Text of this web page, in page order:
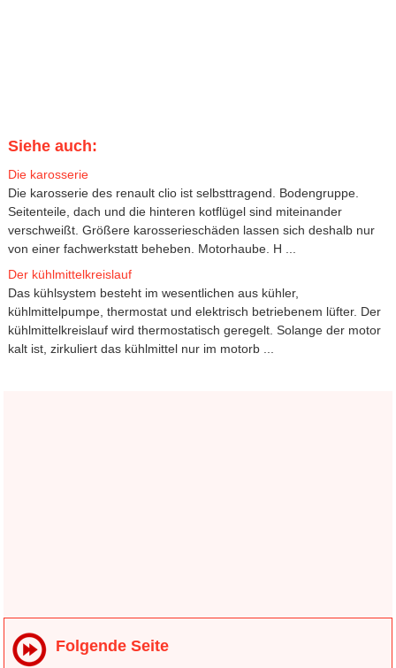
Siehe auch:
Die karosserie
Die karosserie des renault clio ist selbsttragend. Bodengruppe.
Seitenteile, dach und die hinteren kotflügel sind miteinander
verschweißt. Größere karosserieschäden lassen sich deshalb nur
von einer fachwerkstatt beheben. Motorhaube. H ...
Der kühlmittelkreislauf
Das kühlsystem besteht im wesentlichen aus kühler,
kühlmittelpumpe, thermostat und elektrisch betriebenem lüfter. Der
kühlmittelkreislauf wird thermostatisch geregelt. Solange der motor
kalt ist, zirkuliert das kühlmittel nur im motorb ...
Folgende Seite